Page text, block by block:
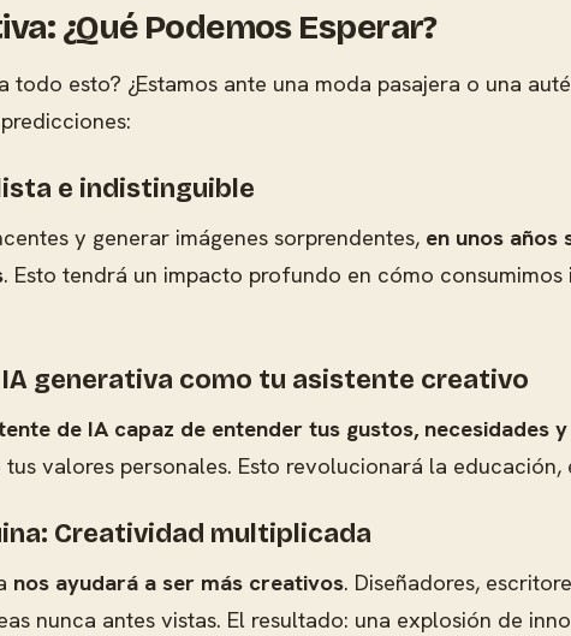
¿Qué Podemos Esperar?
todo esto? ¿Estamos ante una moda pasajera o una
e indistinguible
y generar imágenes sorprendentes, en unos
. Esto tendrá un impacto profundo en cómo
generativa como tu asistente creativo
de IA capaz de entender tus gustos, necesidades
valores personales. Esto revolucionará la
Creatividad multiplicada
nos ayudará a ser más creativos. Diseñadores,
nunca antes vistas. El resultado: una explosión de